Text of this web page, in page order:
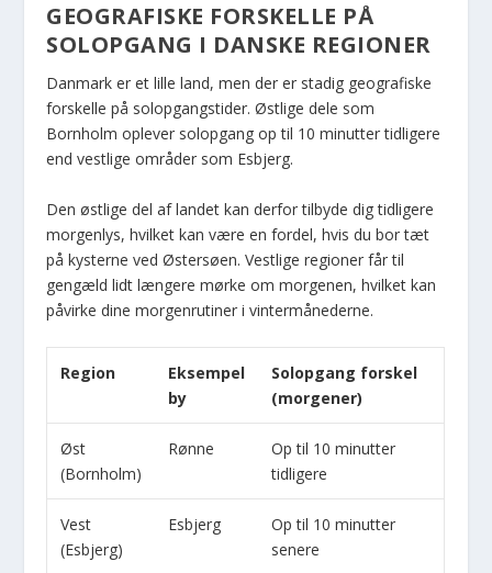
GEOGRAFISKE FORSKELLE PÅ
SOLOPGANG I DANSKE REGIONER
Danmark er et lille land, men der er stadig geografiske
forskelle på solopgangstider. Østlige dele som
Bornholm oplever solopgang op til 10 minutter tidligere
end vestlige områder som Esbjerg.
Den østlige del af landet kan derfor tilbyde dig tidligere
morgenlys, hvilket kan være en fordel, hvis du bor tæt
på kysterne ved Østersøen. Vestlige regioner får til
gengæld lidt længere mørke om morgenen, hvilket kan
påvirke dine morgenrutiner i vintermånederne.
Region
Eksempel
by
Solopgang forskel
(morgener)
Øst
(Bornholm)
Rønne
Op til 10 minutter
tidligere
Vest
(Esbjerg)
Esbjerg
Op til 10 minutter
senere